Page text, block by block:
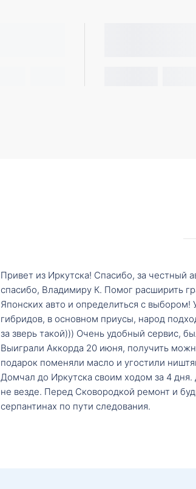
Привет из Иркутска! Спасибо, за честный
спасибо, Владимиру К. Помог расширить
Японских авто и определиться с выбором!
гибридов, в основном приусы, народ
за зверь такой))) Очень удобный сервис,
Выиграли Аккорда 20 июня, получить
подарок поменяли масло и угостили
Домчал до Иркутска своим ходом за 4
не везде. Перед Сковородкой ремонт и
серпантинах по пути следования.